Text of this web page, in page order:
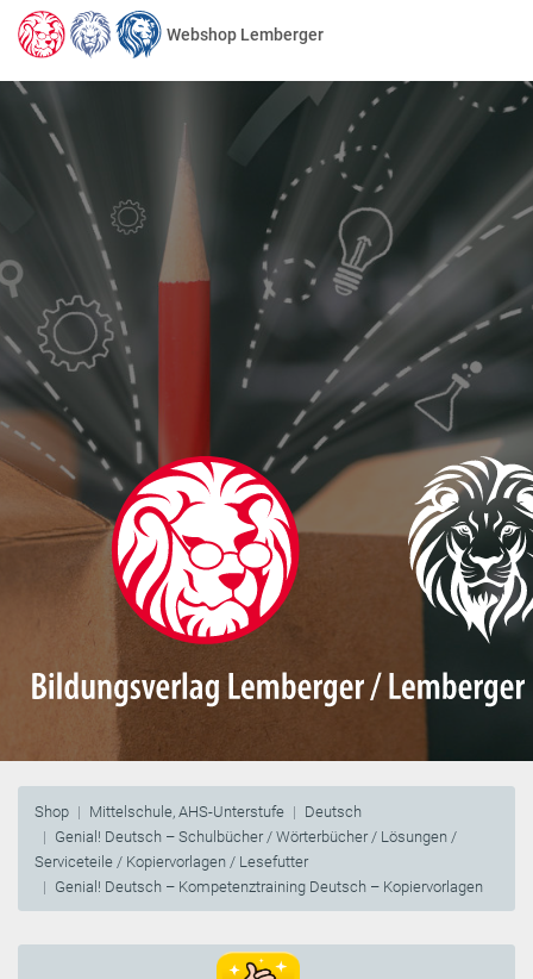
Webshop Lemberger
Shop Mittelschule, AHS-Unterstufe
Deutsch
Genial! Deutsch – Schulbücher / Wörterbücher / Lösungen /
Serviceteile / Kopiervorlagen / Lesefutter
Genial! Deutsch – Kompetenztraining Deutsch – Kopiervorlagen